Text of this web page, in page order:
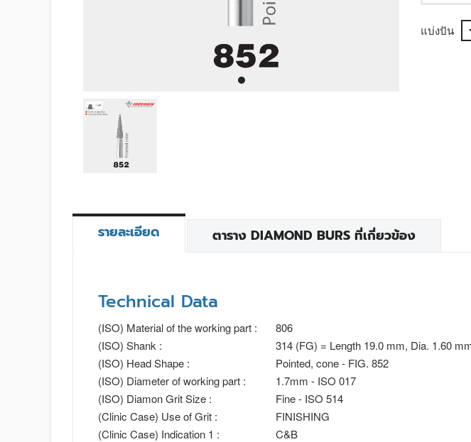
แบ่งปัน
รายละเอียด ตาราง DIAMOND BURS ที่เกี่ยวข้อง
Technical Data
(ISO) Material of the working part :
806
(ISO) Shank :
314 (FG) = Length 19.0 mm, Dia. 1.60
(ISO) Head Shape :
Pointed, cone - FIG. 852
(ISO) Diameter of working part :
1.7mm - ISO 017
(ISO) Diamon Grit Size :
Fine - ISO 514
(Clinic Case) Use of Grit :
FINISHING
(Clinic Case) Indication 1 :
C&B